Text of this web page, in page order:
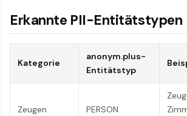
Erkannte PII-Entitätstypen
Kategorie
anonym.plus-
Entitätstyp
Zeugen PERSON